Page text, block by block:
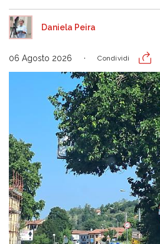
Daniela Peira
06 Agosto 2026 Condividi